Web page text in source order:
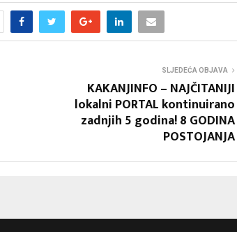
SLJEDEĆA OBJAVA
KAKANJINFO – NAJČITANIJI
lokalni PORTAL kontinuirano
zadnjih 5 godina! 8 GODINA
POSTOJANJA